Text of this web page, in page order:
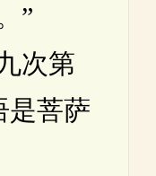
”
次第
是菩萨